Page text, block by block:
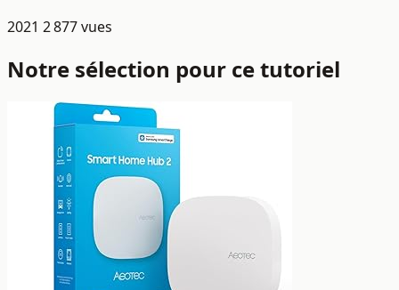
2021 2 877 vues
Notre sélection pour ce tutoriel